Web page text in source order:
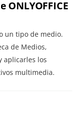
un tipo de medio.
de Medios,
aplicarles los
multimedia.